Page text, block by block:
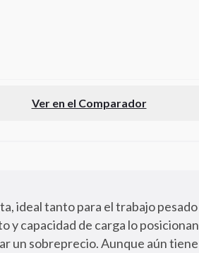
Ver en el Comparador
ideal tanto para el trabajo pesado
y capacidad de carga lo posicionan
un sobreprecio. Aunque aún tiene